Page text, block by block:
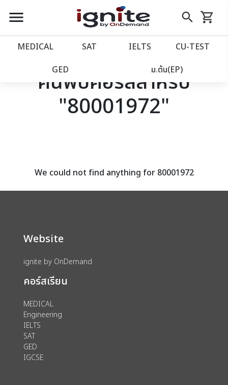
close
account_balance หน้าแรก
เว็บไซต์อิกไนท์
โปรโมชั่น
assignment ลงทะเบียน
menu search
Skip
to
shopping_cart
รถเข็น
MEDICAL SAT IELTS CU‑TEST
GED ม.ต้น(EP)
ค้นพบคอร์สสำหรับ
"80001972"
We could not find anything for 80001972
Website
ignite by OnDemand
คอร์สเรียน
MEDICAL
Engineering
IELTS
SAT
GED
IGCSE